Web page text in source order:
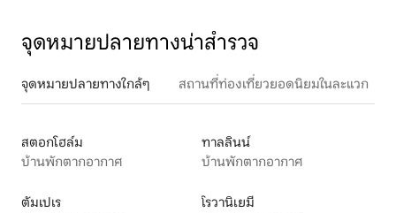
จุดหมายปลายทางน่าสำรวจ
จุดหมายปลายทางใกล้ๆ สถานที่ท่องเที่ยวยอดนิยมในละแวก
สตอกโฮล์ม
บ้านพักตากอากาศ
ทาลลินน์
บ้านพักตากอากาศ
ตัมเปเร
โรวานิเยมี